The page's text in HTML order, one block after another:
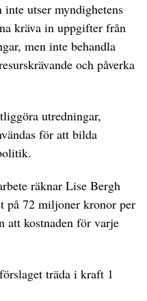
inte utser myndighetens
kräva in uppgifter från
men inte behandla
och påverka
utredningar,
för att bilda
räknar Lise Bergh
på 72 miljoner kronor per
att kostnaden för varje
träda i kraft 1